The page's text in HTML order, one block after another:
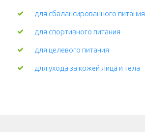
для сбалансированного питания
для спортивного питания
для целевого питания
для ухода за кожей лица и тела